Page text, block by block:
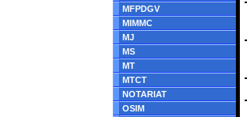
MFPDGV
MIMMC
MJ
MS
MT
MTCT
NOTARIAT
OSIM